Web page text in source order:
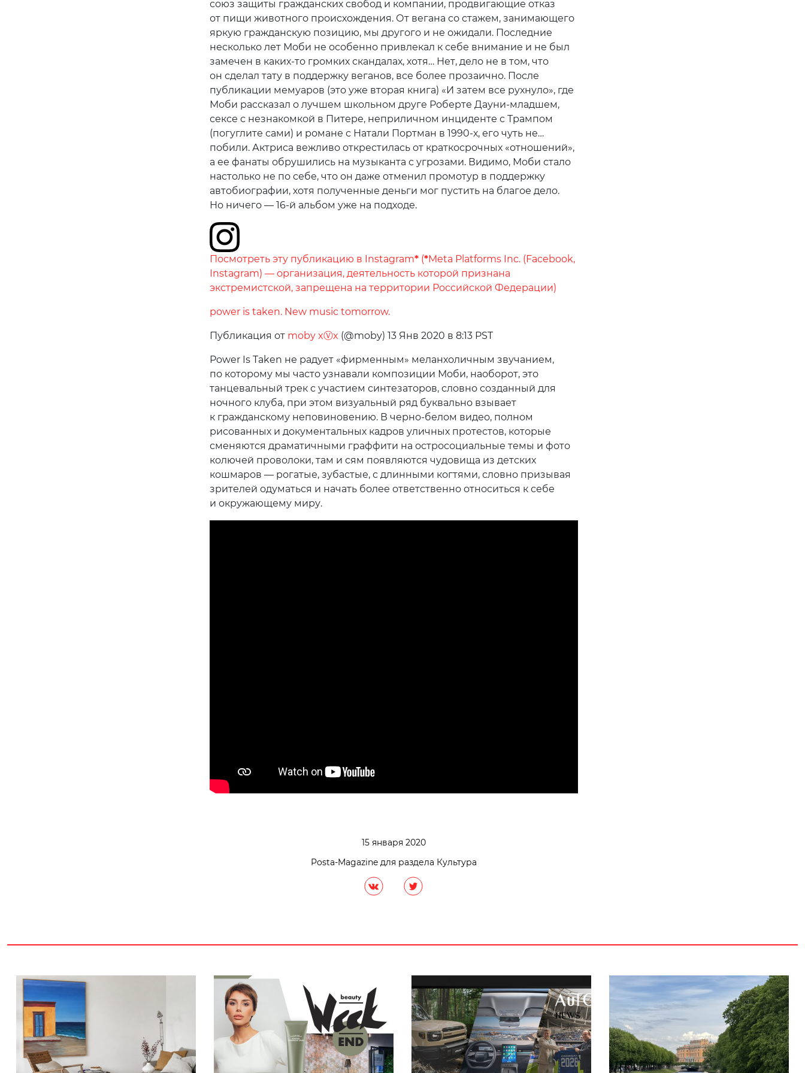
союз защиты гражданских свобод и компании, продвигающие отказ
от пищи животного происхождения. От вегана со стажем, занимающего
яркую гражданскую позицию, мы другого и не ожидали. Последние
несколько лет Моби не особенно привлекал к себе внимание и не был
замечен в каких-то громких скандалах, хотя… Нет, дело не в том, что
он сделал тату в поддержку веганов, все более прозаично. После
публикации мемуаров (это уже вторая книга) «И затем все рухнуло», где
Моби рассказал о лучшем школьном друге Роберте Дауни-младшем,
сексе с незнакомкой в Питере, неприличном инциденте с Трампом
(погуглите сами) и романе с Натали Портман в 1990-х, его чуть не…
побили. Актриса вежливо открестилась от краткосрочных «отношений»,
а ее фанаты обрушились на музыканта с угрозами. Видимо, Моби стало
настолько не по себе, что он даже отменил промотур в поддержку
автобиографии, хотя полученные деньги мог пустить на благое дело.
Но ничего — 16-й альбом уже на подходе.
Посмотреть эту публикацию в Instagram*(*Meta Platforms Inc. (Facebook,
Instagram) — организация, деятельность которой признана
экстремистской, запрещена на территории Российской Федерации)
power is taken. New music tomorrow.
Публикация от moby xⓋx (@moby) 13 Янв 2020 в 8:13 PST
Power Is Taken не радует «фирменным» меланхоличным звучанием,
по которому мы часто узнавали композиции Моби, наоборот, это
танцевальный трек с участием синтезаторов, словно созданный для
ночного клуба, при этом визуальный ряд буквально взывает
к гражданскому неповиновению. В черно-белом видео, полном
рисованных и документальных кадров уличных протестов, которые
сменяются драматичными граффити на остросоциальные темы и фото
колючей проволоки, там и сям появляются чудовища из детских
кошмаров — рогатые, зубастые, с длинными когтями, словно призывая
зрителей одуматься и начать более ответственно относиться к себе
и окружающему миру.
15 января 2020
Posta-Magazine для раздела Культура